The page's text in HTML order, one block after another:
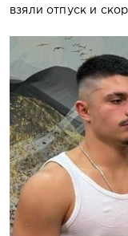
взяли отпуск и